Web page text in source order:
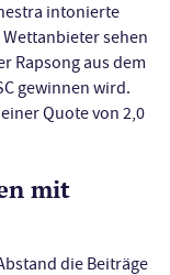
intonierte
sehen
Rapsong aus dem
gewinnen wird.
Quote von 2,0
mit
die Beiträge